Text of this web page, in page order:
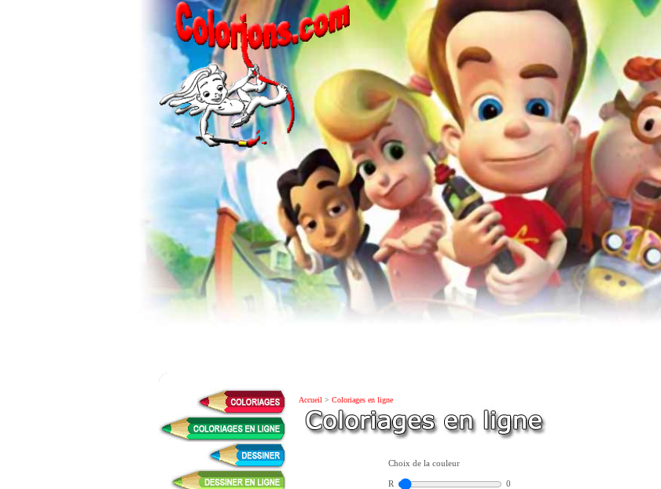
Accueil > Coloriages en ligne
Choix de la couleur
R 0